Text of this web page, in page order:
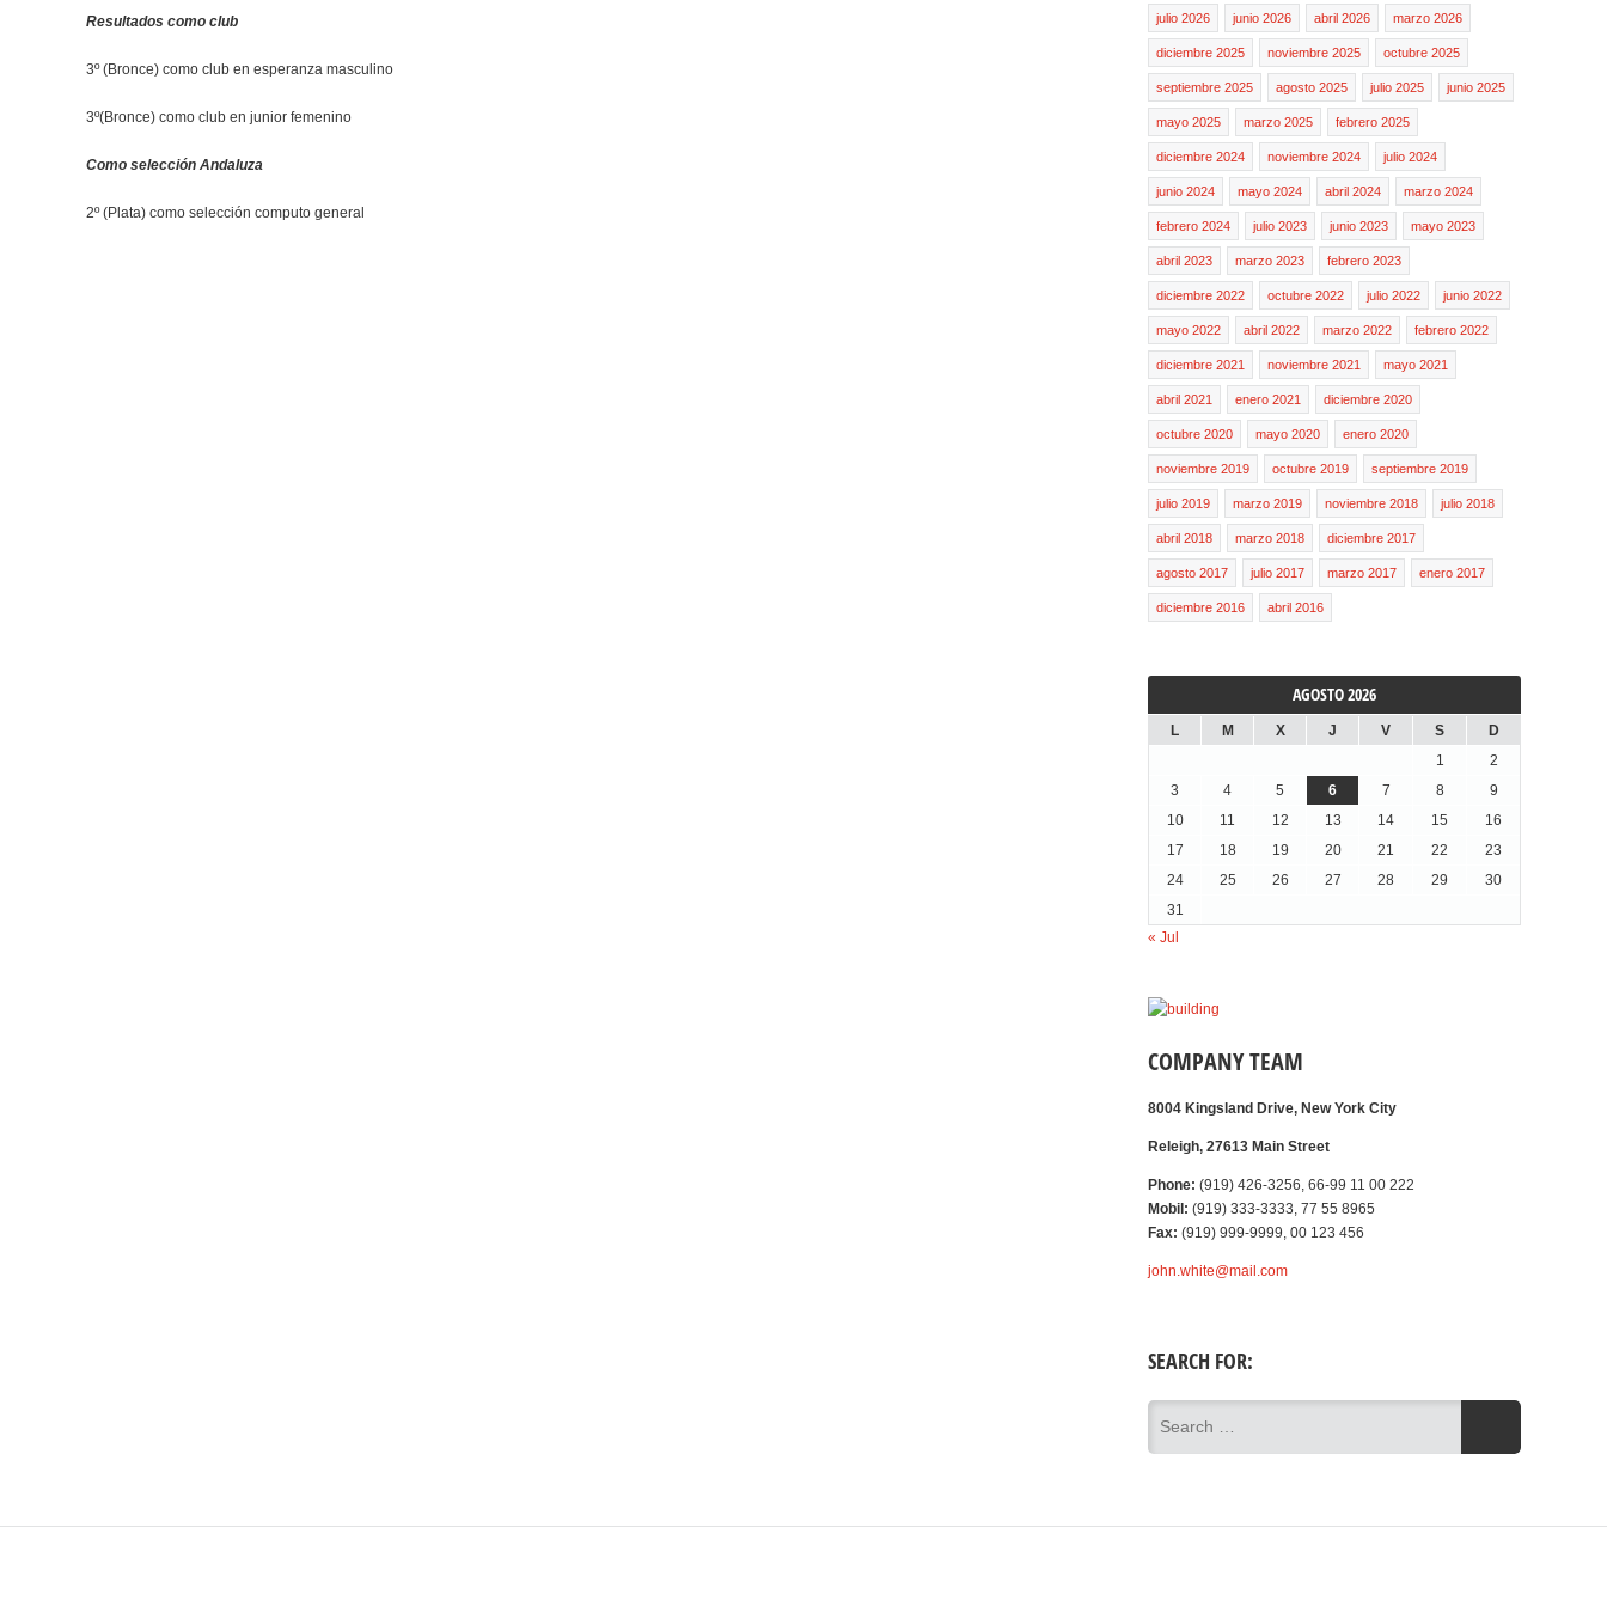
Resultados como club
3º (Bronce) como club en esperanza masculino
3º(Bronce) como club en junior femenino
Como selección Andaluza
2º (Plata) como selección computo general
julio 2026 junio 2026 abril 2026 marzo 2026
diciembre 2025 noviembre 2025 octubre 2025
septiembre 2025 agosto 2025 julio 2025 junio 2025
mayo 2025 marzo 2025 febrero 2025
diciembre 2024 noviembre 2024 julio 2024
junio 2024 mayo 2024 abril 2024 marzo 2024
febrero 2024 julio 2023 junio 2023 mayo 2023
abril 2023 marzo 2023 febrero 2023
diciembre 2022 octubre 2022 julio 2022 junio 2022
mayo 2022 abril 2022 marzo 2022 febrero 2022
diciembre 2021 noviembre 2021 mayo 2021
abril 2021 enero 2021 diciembre 2020
octubre 2020 mayo 2020 enero 2020
noviembre 2019 octubre 2019 septiembre 2019
julio 2019 marzo 2019 noviembre 2018 julio 2018
abril 2018 marzo 2018 diciembre 2017
agosto 2017 julio 2017 marzo 2017 enero 2017
diciembre 2016 abril 2016
AGOSTO 2026
L M X J V S
D
1
2
3
4 5 6 7 8
9
10
11 12 13 14 15
16
17
18 19 20 21 22
23
24
25 26 27 28 29
30
31
« Jul
COMPANY TEAM
8004 Kingsland Drive, New York City
Releigh, 27613 Main Street
Phone: (919) 426-3256, 66-99 11 00 222
Mobil: (919) 333-3333, 77 55 8965
Fax: (919) 999-9999, 00 123 456
john.white@mail.com
SEARCH FOR: